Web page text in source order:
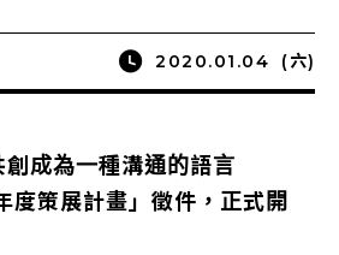
2020.01.04 (六)
成為一種溝通的語言
度策展計畫」徵件，正式開